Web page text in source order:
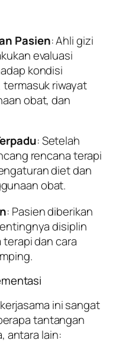
Pasien: Ahli gizi
evaluasi
kondisi
riwayat
obat, dan
: Setelah
rencana terapi
diet dan
obat.
: Pasien diberikan
disiplin
dan cara
ini sangat
tantangan
antara lain: